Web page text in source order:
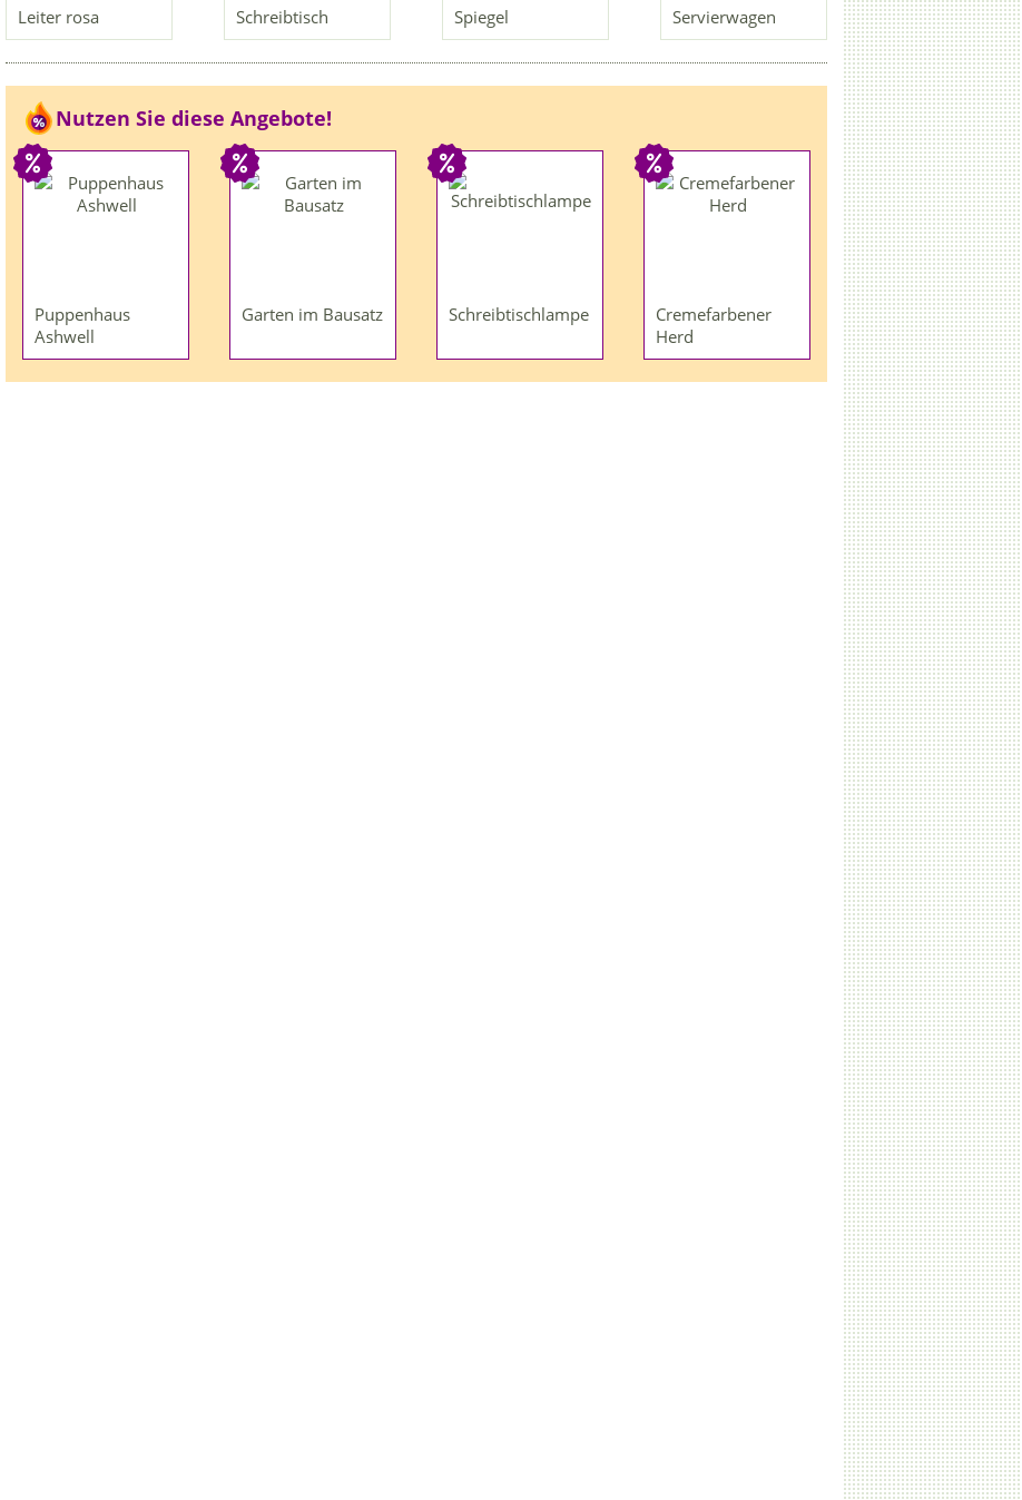
Leiter rosa Schreibtisch Spiegel Servierwagen
Nutzen Sie diese Angebote!
Puppenhaus
Ashwell
Garten im Bausatz Schreibtischlampe
Cremefarbener
Herd